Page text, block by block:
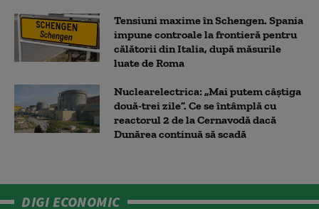
Tensiuni maxime în Schengen. Spania
impune controale la frontieră pentru
călătorii din Italia, după măsurile
luate de Roma
Nuclearelectrica: „Mai putem câștiga
două-trei zile”. Ce se întâmplă cu
reactorul 2 de la Cernavodă dacă
Dunărea continuă să scadă
DIGI ECONOMIC